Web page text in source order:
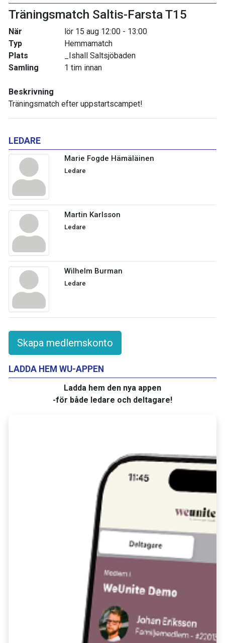
Träningsmatch Saltis-Farsta T15
När
lör 15 aug 12:00 - 13:00
Typ
Hemmamatch
Plats
_Ishall Saltsjöbaden
Samling
1 tim innan
Beskrivning
Träningsmatch efter uppstartscampet!
LEDARE
Marie Fogde Hämäläinen
Ledare
Martin Karlsson
Ledare
Wilhelm Burman
Ledare
Skapa medlemskonto
LADDA HEM WU-APPEN
Ladda hem den nya appen
-för både ledare och deltagare!